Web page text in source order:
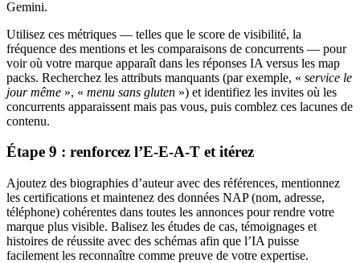
Gemini.
Utilisez ces métriques — telles que le score de visibilité, la
fréquence des mentions et les comparaisons de concurrents — pour
voir où votre marque apparaît dans les réponses IA versus les map
packs. Recherchez les attributs manquants (par exemple, « service le
jour même », « menu sans gluten ») et identifiez les invites où les
concurrents apparaissent mais pas vous, puis comblez ces lacunes de
contenu.
Étape 9 : renforcez l’E-E-A-T et itérez
Ajoutez des biographies d’auteur avec des références, mentionnez
les certifications et maintenez des données NAP (nom, adresse,
téléphone) cohérentes dans toutes les annonces pour rendre votre
marque plus visible. Balisez les études de cas, témoignages et
histoires de réussite avec des schémas afin que l’IA puisse
facilement les reconnaître comme preuve de votre expertise.